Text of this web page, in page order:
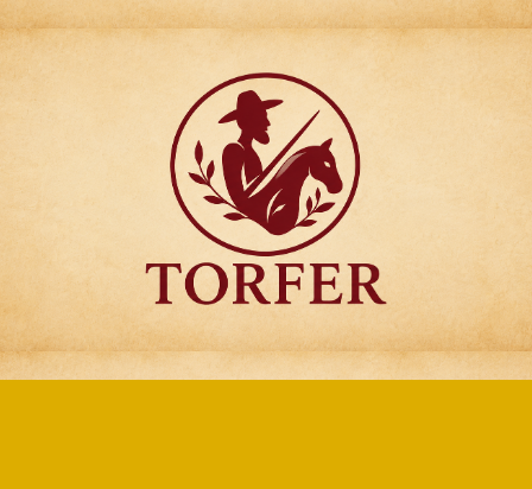
Articulos para
Regalo Torfer.